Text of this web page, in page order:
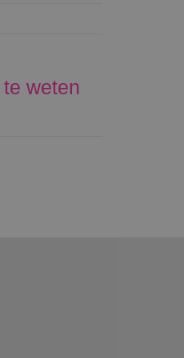
weten